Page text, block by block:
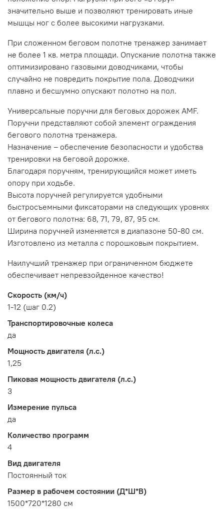
значительно выше и позволяют тренировать иные
мышцы ног с более высокими нагрузками.
При сложенном беговом полотне тренажер занимает
не более 1 кв. метра площади. Опускание полотна также
оптимизировано газовыми доводчиками, чтобы
случайно не повредить покрытие пола. Доводчики
плавно и бесшумно опускают полотно на пол.
Универсальные поручни для беговых дорожек AMF.
Поручни представляют собой элемент ограждения
бегового полотна тренажера.
Назначение – обеспечение безопасности и удобства
тренировки на беговой дорожке.
Благодаря поручням, тренирующийся может иметь
опору при ходьбе.
Высота поручней регулируется удобными
быстросъемными фиксаторами на следующих уровнях
от бегового полотна: 68, 71, 79, 87, 95 см.
Ширина поручней изменяется в диапазоне 50-80 см.
Изготовлено из металла с порошковым покрытием.
Наилучший тренажер при ограниченном бюджете
обеспечивает непревзойденное качество!
Скорость (км/ч)
1-12 (шаг 0.2)
Транспортировочные колеса
да
Мощность двигателя (л.с.)
1,25
Пиковая мощность двигателя (л.с.)
3
Измерение пульса
да
Количество программ
4
Вид двигателя
Постоянный ток
Размер в рабочем состоянии (Д*Ш*В)
1500*720*1280 см